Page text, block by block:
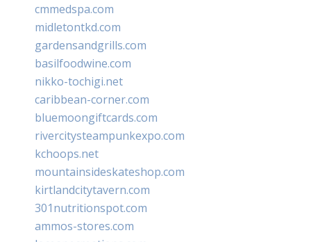
cmmedspa.com
midletontkd.com
gardensandgrills.com
basilfoodwine.com
nikko-tochigi.net
caribbean-corner.com
bluemoongiftcards.com
rivercitysteampunkexpo.com
kchoops.net
mountainsideskateshop.com
kirtlandcitytavern.com
301nutritionspot.com
ammos-stores.com